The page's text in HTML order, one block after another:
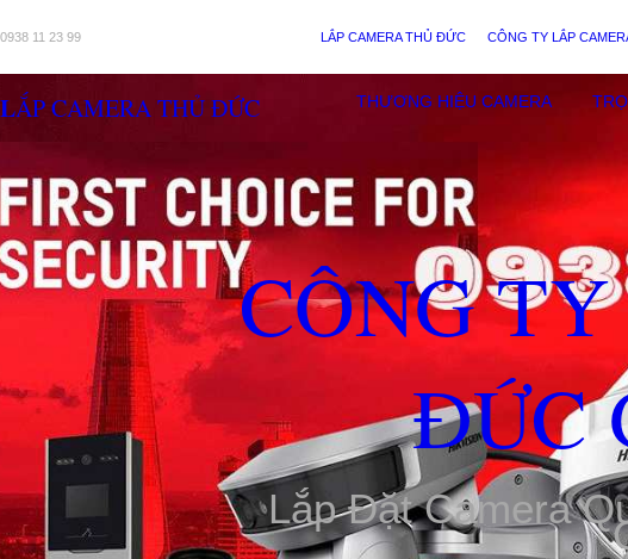
0938 11 23 99 LẮP CAMERA THỦ ĐỨC CÔNG TY LẮP
LẮP CAMERA THỦ ĐỨC THƯƠNG HIỆU CAMERA
CÔNG
ĐỨC
Lắp Đặt Camera